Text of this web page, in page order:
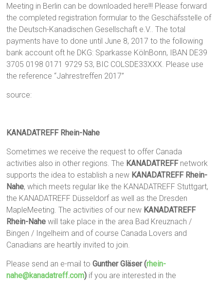
Meeting in Berlin can be downloaded here!!! Please forward
the completed registration formular to the Geschäfsstelle of
the Deutsch-Kanadischen Gesellschaft e.V.. The total
payments have to done until June 8, 2017 to the following
bank account oft he DKG: Sparkasse KölnBonn, IBAN DE39
3705 0198 0171 9729 53, BIC COLSDE33XXX. Please use
the reference “Jahrestreffen 2017”
source:
KANADATREFF Rhein-Nahe
Sometimes we receive the request to offer Canada
activities also in other regions. The KANADATREFFnetwork
supports the idea to establish a new KANADATREFF Rhein-
Nahe, which meets regular like the KANADATREFF Stuttgart,
the KANADATREFF Düsseldorf as well as the Dresden
MapleMeeting. The activities of our new KANADATREFF
Rhein-Nahe will take place in the area Bad Kreuznach /
Bingen / Ingelheim and of course Canada Lovers and
Canadians are heartily invited to join.
Please send an e-mail toGunther Gläser (rhein-
nahe@kanadatreff.com) if you are interested in the